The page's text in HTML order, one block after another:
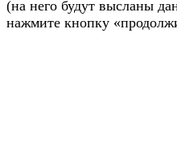
(на него будут высланы
нажмите кнопку